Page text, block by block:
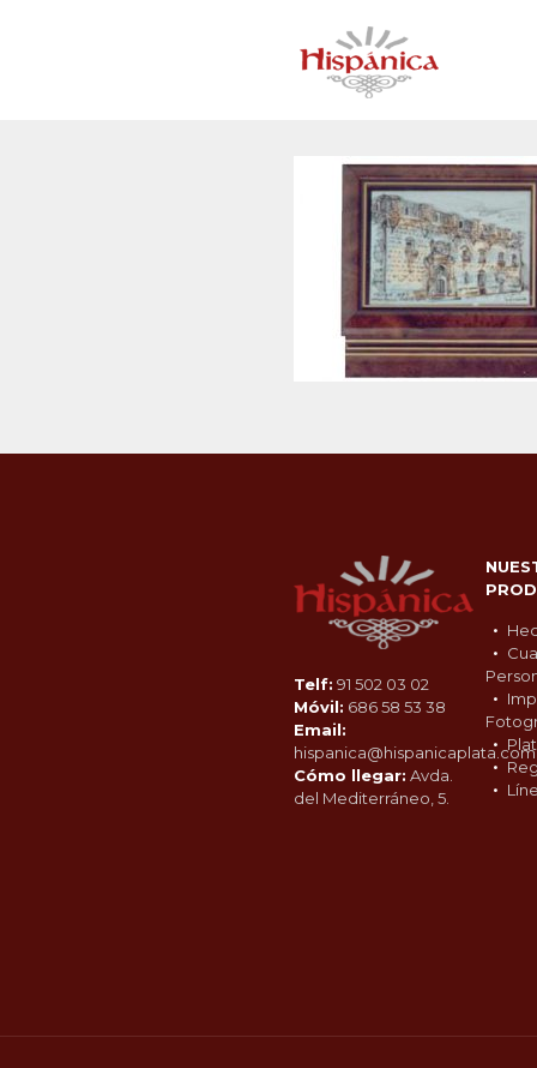
Telf: 91 502 03 02
Móvil: 686 58 53 38
Email:
hispanica@hispanicaplata.com
Cómo llegar: Avda.
del Mediterráneo, 5.